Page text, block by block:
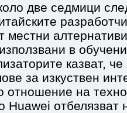
две седмици
местни
в
казват,
за изкуствен
отношение на
Huawei отбелязват